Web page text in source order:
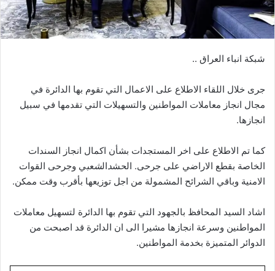
شبكة انباء العراق ..
جرى خلال اللقاء الاطلاع على الاعمال التي تقوم بها الدائرة في
مجال انجاز معاملات المواطنين والتسهيلات التي تقدمها في سبيل
انجازها.
كما تم الاطلاع على اخر المستجدات بشأن اكمال انجاز السندات
الخاصة بقطع الاراضي على جرحى. الحشدالشعبي وجرحى القوات
الامنية وباقي الشرائح المشمولة من اجل توزيعها بأقرب وقت ممكن.
اشاد السيد المحافظ بالجهود التي تقوم بها الدائرة لتسهيل معاملات
المواطنين وسرعة انجازها مشيرا الى ان الدائرة قد اصبحت من
الدوائر المتميزة بخدمة المواطنين.